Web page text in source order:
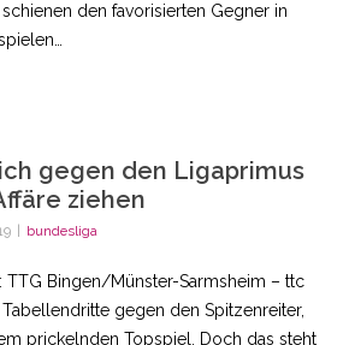
den favorisierten Gegner in
gegen den Ligaprimus
ziehen
bundesliga
TTG Bingen/Münster-Sarmsheim – ttc
gegen den Spitzenreiter,
prickelnden Topspiel. Doch das steht